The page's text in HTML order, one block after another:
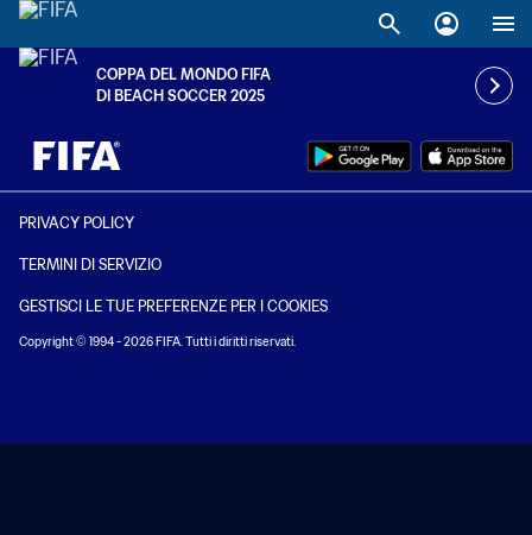
COPPA DEL MONDO FIFA
DI BEACH SOCCER 2025
TBD contro TBD
PRIVACY POLICY
TERMINI DI SERVIZIO
GESTISCI LE TUE PREFERENZE PER I COOKIES
Copyright © 1994 - 2026 FIFA. Tutti i diritti riservati.